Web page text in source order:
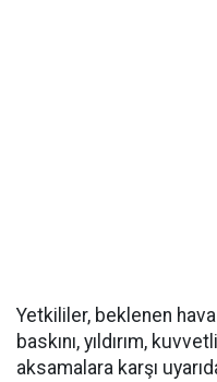
Yetkililer, beklenen
baskını, yıldırım,
aksamalara karşı